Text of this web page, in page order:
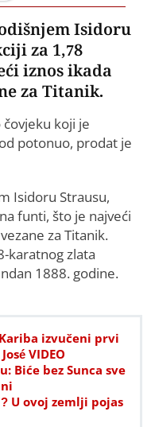
Isidoru
za 1,78
iznos ikada
za Titanik.
koji je
potonuo, prodat je
Isidoru Strausu,
funti, što je najveći
za Titanik.
karatnog zlata
1888. godine.
izvučeni prvi
VIDEO
Biće bez Sunca sve
U ovoj zemlji pojas